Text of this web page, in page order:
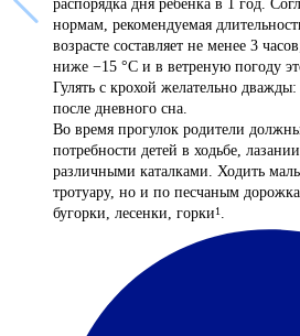
распорядка дня ребенка в 1 год.
нормам, рекомендуемая
возрасте составляет не менее 3
ниже −15 °С и в ветреную погоду
Гулять с крохой желательно
после дневного сна.
Во время прогулок родители должны
потребности детей в ходьбе,
различными каталками. Ходить
тротуару, но и по песчаным
бугорки, лесенки, горки 1.